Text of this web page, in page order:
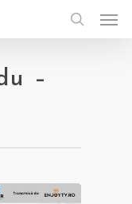
search
–